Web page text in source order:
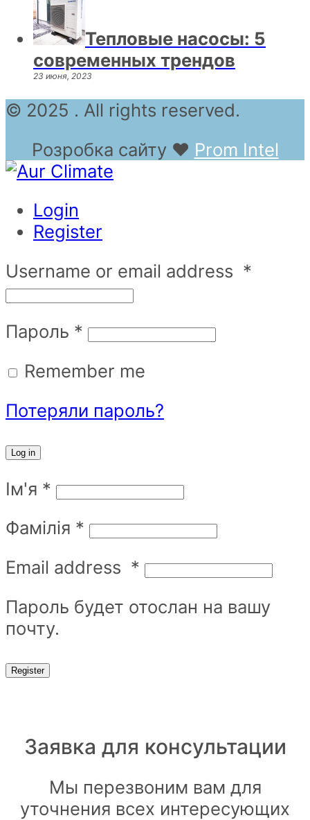
Тепловые насосы: 5
современных трендов
23 июня, 2023
© 2025 . All rights reserved.
Розробка сайту ❤ Prom Intel
Login
Register
Username or email address *
Пароль *
Remember me
Потеряли пароль?
Log in
Ім'я *
Фамілія *
Email address *
Пароль будет отослан на вашу
почту.
Register
Заявка для консультации
Мы перезвоним вам для
уточнения всех интересующих